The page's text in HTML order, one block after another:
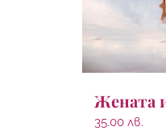
Жената
35.00 лв.